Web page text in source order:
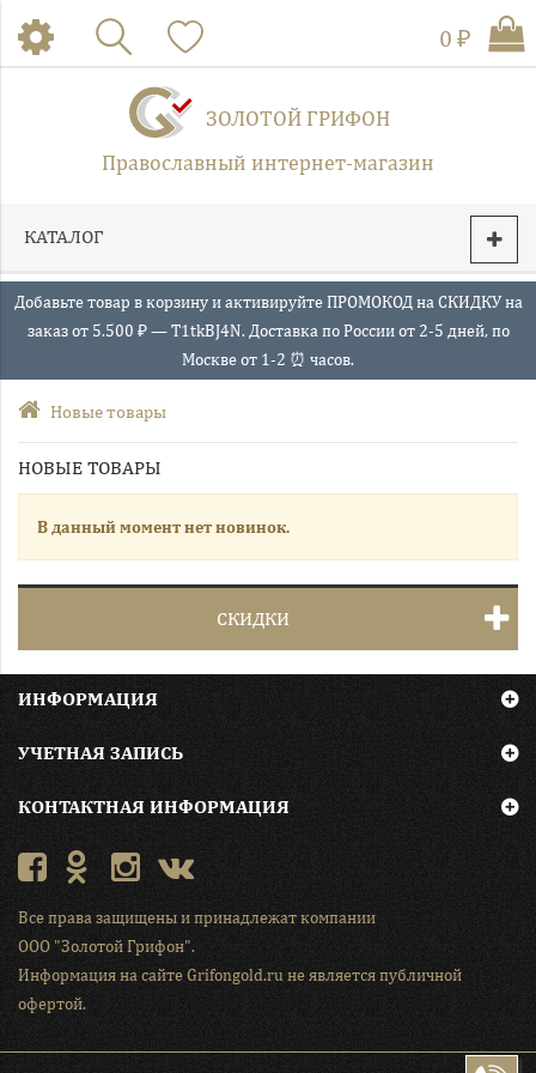
ЗОЛОТОЙ ГРИФОН
Православный интернет-магазин
0 ₽
КАТАЛОГ
Добавьте товар в корзину и активируйте ПРОМОКОД на СКИДКУ на
заказ от 5.500 ₽ — T1tkBJ4N. Доставка по России от 2-5 дней, по
Москве от 1-2 ⏰ часов.
Новые товары
НОВЫЕ ТОВАРЫ
В данный момент нет новинок.
СКИДКИ
ИНФОРМАЦИЯ
УЧЕТНАЯ ЗАПИСЬ
КОНТАКТНАЯ ИНФОРМАЦИЯ
Все права защищены и принадлежат компании
ООО "Золотой Грифон".
Информация на сайте Grifongold.ru не является публичной
офертой.